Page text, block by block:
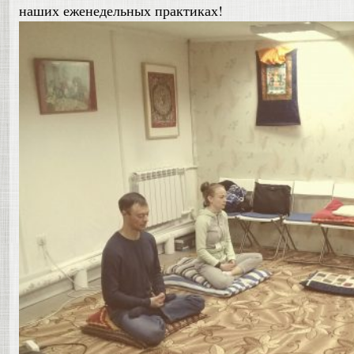
наших еженедельных практиках!